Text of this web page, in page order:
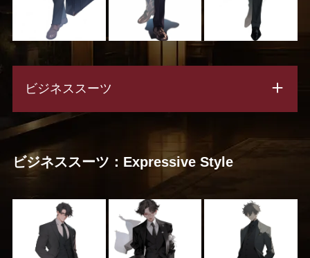
ビジネススーツ
ビジネススーツ：Expressive Style